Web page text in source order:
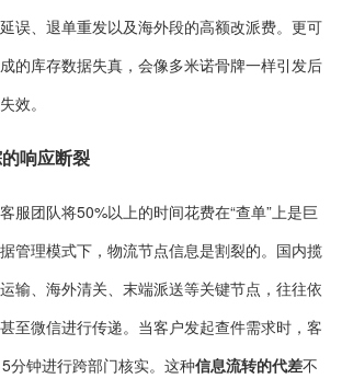
误、退单重发以及海外段的高额改派费。更可
的库存数据失真，会像多米诺骨牌一样引发后
效。
响应断裂
服团队将50%以上的时间花费在“查单”上是巨
管理模式下，物流节点信息是割裂的。国内揽
输、海外清关、末端派送等关键节点，往往依
至微信进行传递。当客户发起查件需求时，客
分钟进行跨部门核实。这种信息流转的代差不